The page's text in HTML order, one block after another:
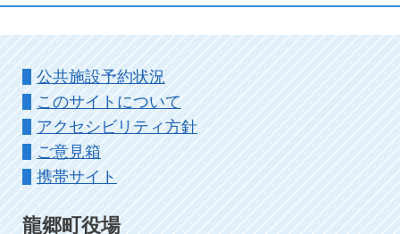
公共施設予約状況
このサイトについて
アクセシビリティ方針
ご意見箱
携帯サイト
龍郷町役場